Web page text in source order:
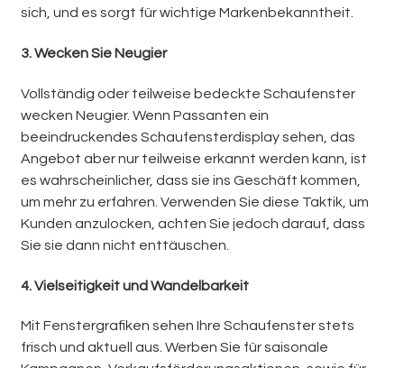
sich, und es sorgt für wichtige Markenbekanntheit.
3. Wecken Sie Neugier
Vollständig oder teilweise bedeckte Schaufenster
wecken Neugier. Wenn Passanten ein
beeindruckendes Schaufensterdisplay sehen, das
Angebot aber nur teilweise erkannt werden kann, ist
es wahrscheinlicher, dass sie ins Geschäft kommen,
um mehr zu erfahren. Verwenden Sie diese Taktik, um
Kunden anzulocken, achten Sie jedoch darauf, dass
Sie sie dann nicht enttäuschen.
4. Vielseitigkeit und Wandelbarkeit
Mit Fenstergrafiken sehen Ihre Schaufenster stets
frisch und aktuell aus. Werben Sie für saisonale